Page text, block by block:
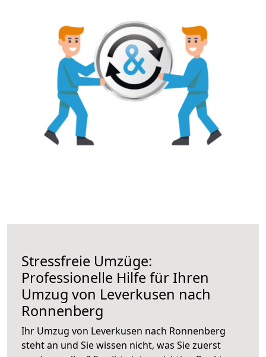
Stressfreie Umzüge:
Professionelle Hilfe für Ihren
Umzug von Leverkusen nach
Ronnenberg
Ihr Umzug von Leverkusen nach Ronnenberg
steht an und Sie wissen nicht, was Sie zuerst